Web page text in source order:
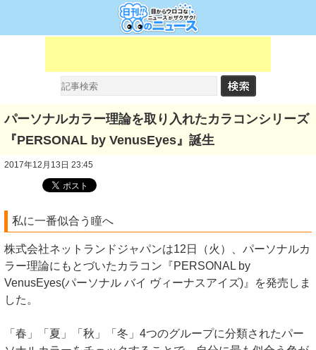
パーソナルカラー理論を取り入れたカラコンシリーズ
『PERSONAL by VenusEyes』誕生
2017年12月13日 23:45
私に一番似合う瞳へ
株式会社ネットランドジャパンは12日（火）、パーソナルカ
ラー理論にもとづいたカラコン『PERSONAL by
VenusEyes(パーソナル バイ ヴィーナスアイズ)』を発売しま
した。
「春」「夏」「秋」「冬」4つのグループに分類されたパー